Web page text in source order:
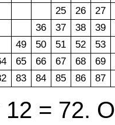
25
26
27
36
37 38
39
49
50 51 52
53
65 66 67 68
69
83 84 85 86 87
12 = 72.